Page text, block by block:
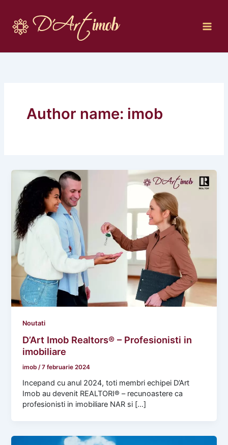
content
Author name: imob
Noutati
D’Art Imob Realtors® – Profesionisti in
imobiliare
imob/7 februarie 2024
Incepand cu anul 2024, toti membri echipei D’Art
Imob au devenit REALTORI® – recunoastere ca
profesionisti in imobiliare NAR si […]